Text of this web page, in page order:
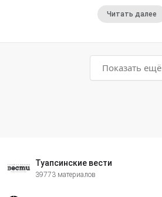
Читать далее
Показать ещё
Туапсинские вести
39773 материалов